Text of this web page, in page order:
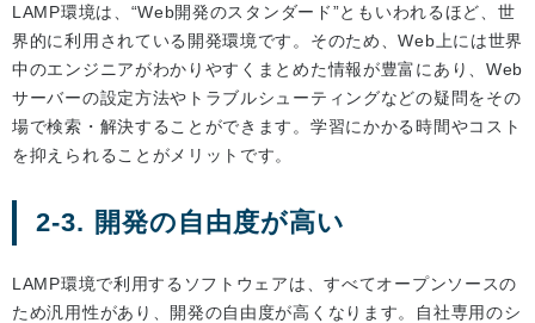
LAMP環境は、“Web開発のスタンダード”ともいわれるほど、世
界的に利用されている開発環境です。そのため、Web上には世界
中のエンジニアがわかりやすくまとめた情報が豊富にあり、Web
サーバーの設定方法やトラブルシューティングなどの疑問をその
場で検索・解決することができます。学習にかかる時間やコスト
を抑えられることがメリットです。
2-3. 開発の自由度が高い
LAMP環境で利用するソフトウェアは、すべてオープンソースの
ため汎用性があり、開発の自由度が高くなります。自社専用のシ